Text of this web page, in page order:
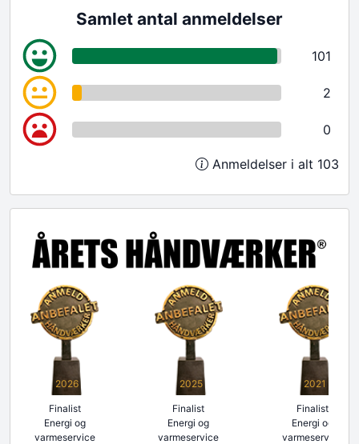
Samlet antal anmeldelser
101
2
0
Anmeldelser i alt 103
2026
Finalist
Energi og
varmeservice
2025
Finalist
Energi og
varmeservice
2021
Finalist
Energi og
varmeservice